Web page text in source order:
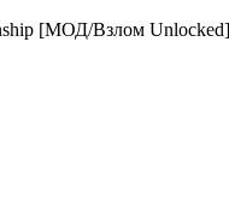
[МОД/Взлом